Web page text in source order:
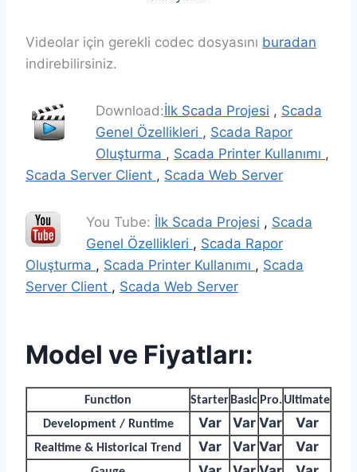
Videolar için gerekli codec dosyasını buradan
indirebilirsiniz.
Download:İlk Scada Projesi , Scada
Genel Özellikleri , Scada Rapor
Oluşturma , Scada Printer Kullanımı ,
Scada Server Client , Scada Web Server
You Tube: İlk Scada Projesi , Scada
Genel Özellikleri , Scada Rapor
Oluşturma , Scada Printer Kullanımı , Scada
Server Client , Scada Web Server
Model ve Fiyatları:
Function StarterBasic Pro.Ultimate
Development / Runtime
Var Var Var Var
Realtime & Historical Trend Var Var Var Var